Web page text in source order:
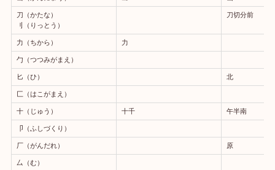
刀（かたな）
刂（りっとう）
刀切分前
力（ちから） 力
勹（つつみがまえ）
匕（ひ） 北
匚（はこがまえ）
十（じゅう） 十千 午半南
卩（ふしづくり）
厂（がんだれ） 原
厶（む）